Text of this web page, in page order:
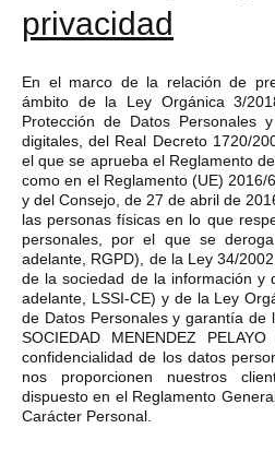
privacidad
En el marco de la relación de
ámbito de la Ley Orgánica 3/
Protección de Datos Personales
digitales, del Real Decreto 1720/
el que se aprueba el Reglamento
como en el Reglamento (UE) 2016/
y del Consejo, de 27 de abril de
las personas físicas en lo que
personales, por el que se
adelante, RGPD), de la Ley 34/
de la sociedad de la información y
adelante, LSSI-CE) y de la Ley
de Datos Personales y garantía de
SOCIEDAD MENENDEZ
confidencialidad de los datos
nos proporcionen nuestros
dispuesto en el Reglamento
Carácter Personal.